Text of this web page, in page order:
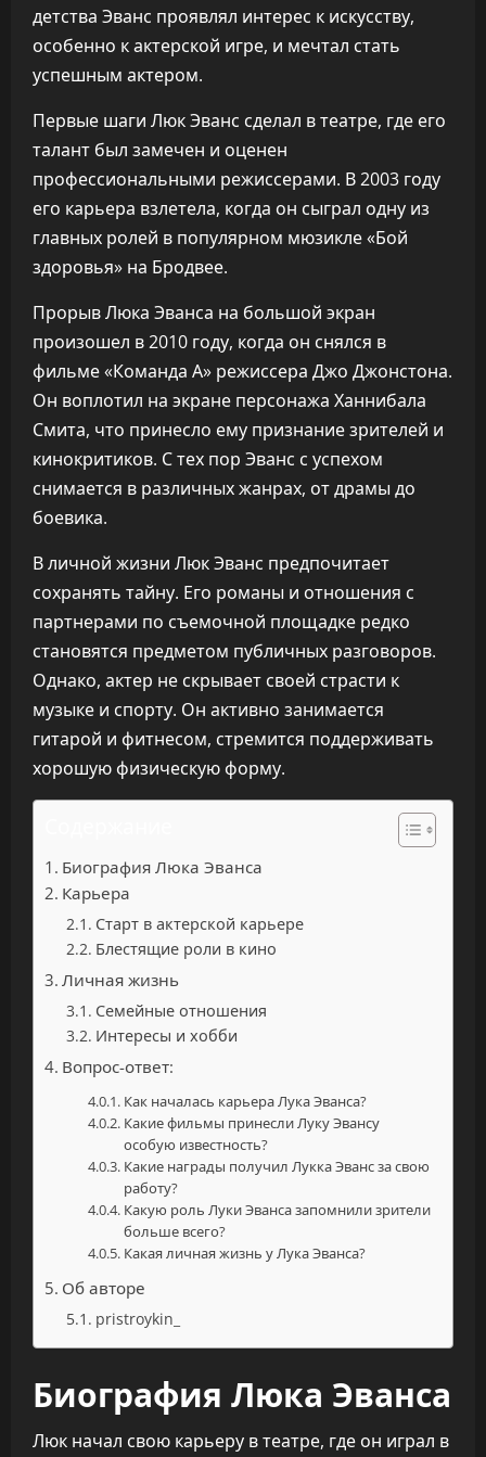
детства Эванс проявлял интерес к искусству,
особенно к актерской игре, и мечтал стать
успешным актером.
Первые шаги Люк Эванс сделал в театре, где его
талант был замечен и оценен
профессиональными режиссерами. В 2003 году
его карьера взлетела, когда он сыграл одну из
главных ролей в популярном мюзикле «Бой
здоровья» на Бродвее.
Прорыв Люка Эванса на большой экран
произошел в 2010 году, когда он снялся в
фильме «Команда А» режиссера Джо Джонстона.
Он воплотил на экране персонажа Ханнибала
Смита, что принесло ему признание зрителей и
кинокритиков. С тех пор Эванс с успехом
снимается в различных жанрах, от драмы до
боевика.
В личной жизни Люк Эванс предпочитает
сохранять тайну. Его романы и отношения с
партнерами по съемочной площадке редко
становятся предметом публичных разговоров.
Однако, актер не скрывает своей страсти к
музыке и спорту. Он активно занимается
гитарой и фитнесом, стремится поддерживать
хорошую физическую форму.
Биография Люка Эванса
Карьера
Старт в актерской карьере
Блестящие роли в кино
Личная жизнь
Семейные отношения
Интересы и хобби
Вопрос-ответ:
Как началась карьера Лука Эванса?
Какие фильмы принесли Луку Эвансу
особую известность?
Какие награды получил Лукка Эванс за свою
работу?
Какую роль Луки Эванса запомнили зрители
больше всего?
Какая личная жизнь у Лука Эванса?
Об авторе
pristroykin_
Биография Люка Эванса
Люк начал свою карьеру в театре, где он играл в